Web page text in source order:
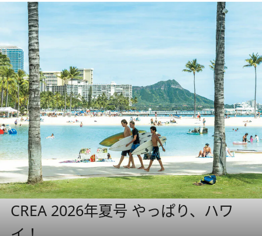
CREA 2026年夏号 やっぱり、ハワ